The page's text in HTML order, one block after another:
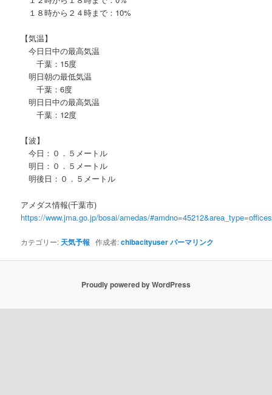
１８時から２４時まで：10%
【気温】
今日日中の最高気温
千葉：15度
明日朝の最低気温
千葉：6度
明日日中の最高気温
千葉：12度
【波】
今日：０．５メートル
明日：０．５メートル
明後日：０．５メートル
アメダス情報(千葉市)
https://www.jma.go.jp/bosai/amedas/
カテゴリー: 天気予報 作成者:chibacityuserパーマリンク
Proudly powered by WordPress